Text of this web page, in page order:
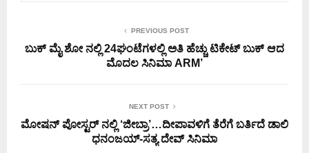
PREVIOUS POST
ಬುಕ್ ಮೈ ಶೋ ನಲ್ಲಿ 24ಘಂಟೆಗಳಲ್ಲಿ ಅತಿ ಹೆಚ್ಚು ಟಿಕೇಟ್ ಬುಕ್ ಆದ
ಮೊದಲ ಸಿನಿಮಾ ARM’
NEXT POST
ಮೋಷನ್ ಪೋಸ್ಟರ್ ನಲ್ಲಿ ‘ಜೀಬ್ರಾ’…ದೀಪಾವಳಿಗೆ ತೆರೆಗೆ ಬರ್ತಿದೆ ಡಾಲಿ
ಧನಂಜಯ್-ಸತ್ಯ ದೇವ್ ಸಿನಿಮಾ